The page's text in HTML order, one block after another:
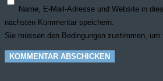
Name, E-Mail-Adresse und Website in
nächsten Kommentar speichern.
Sie müssen den Bedingungen zustimmen, um
KOMMENTAR ABSCHICKEN